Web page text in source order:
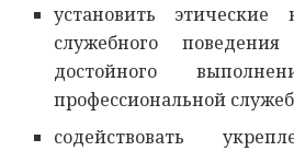
установить
служебного
достойного
профессиональной
содействовать